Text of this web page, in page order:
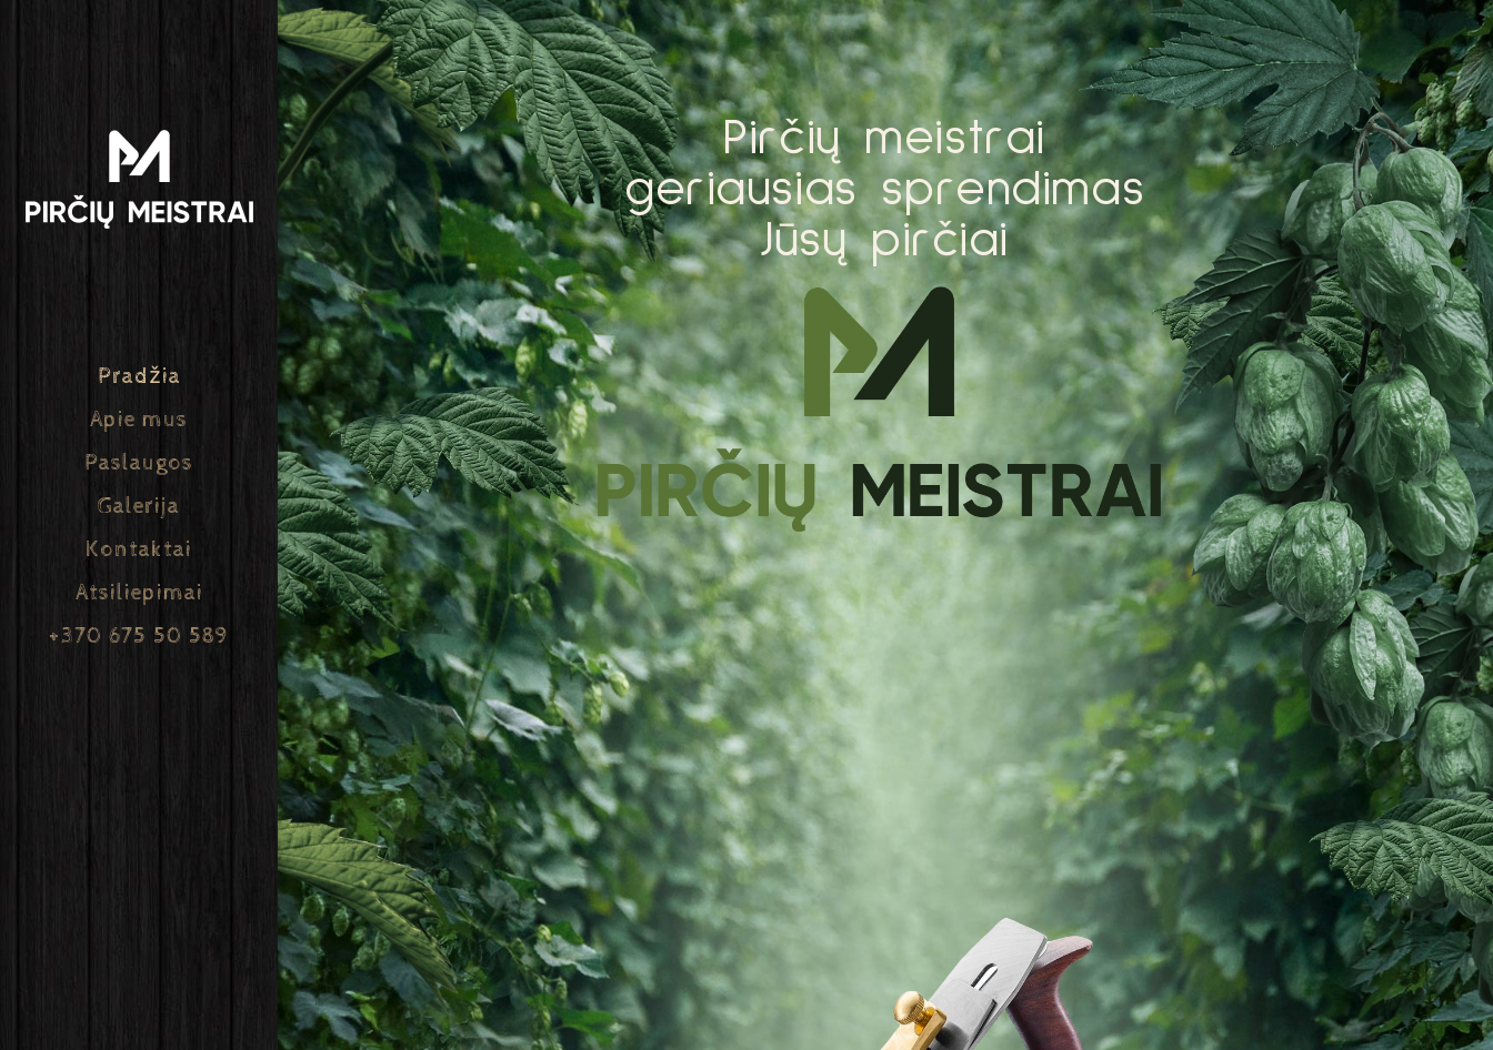
Pradžia
Apie mus
Paslaugos
Galerija
Kontaktai
Atsiliepimai
+370 675 50 589
Pirčių meistrai
geriausias sprendimas
Jūsų pirčiai